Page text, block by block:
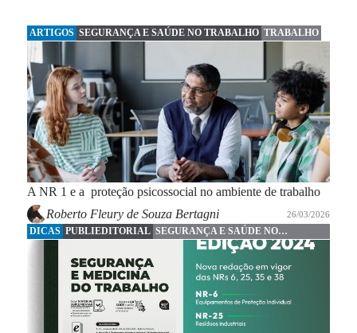
ARTIGOS SEGURANÇA E SAÚDE NO TRABALHO TRABALHO
A NR 1 e a proteção psicossocial no ambiente de trabalho
Roberto Fleury de Souza Bertagni
26/03/2026
DICAS PUBLIEDITORIAL SEGURANÇA E SAÚDE NO
TRABALHO